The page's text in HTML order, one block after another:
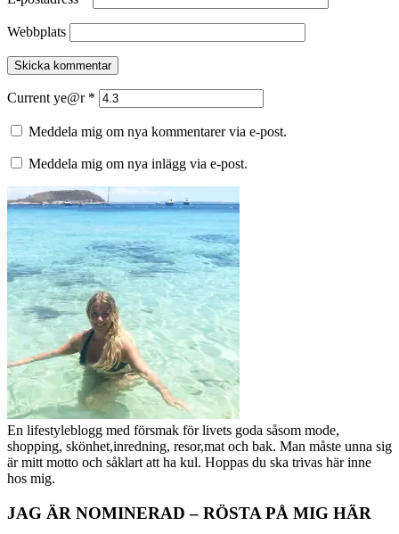
Webbplats
Current ye@r *
Meddela mig om nya kommentarer via e-post.
Meddela mig om nya inlägg via e-post.
En lifestyleblogg med försmak för livets goda såsom mode,
shopping, skönhet,inredning, resor,mat och bak. Man måste unna sig
är mitt motto och såklart att ha kul. Hoppas du ska trivas här inne
hos mig.
JAG ÄR NOMINERAD – RÖSTA PÅ MIG HÄR